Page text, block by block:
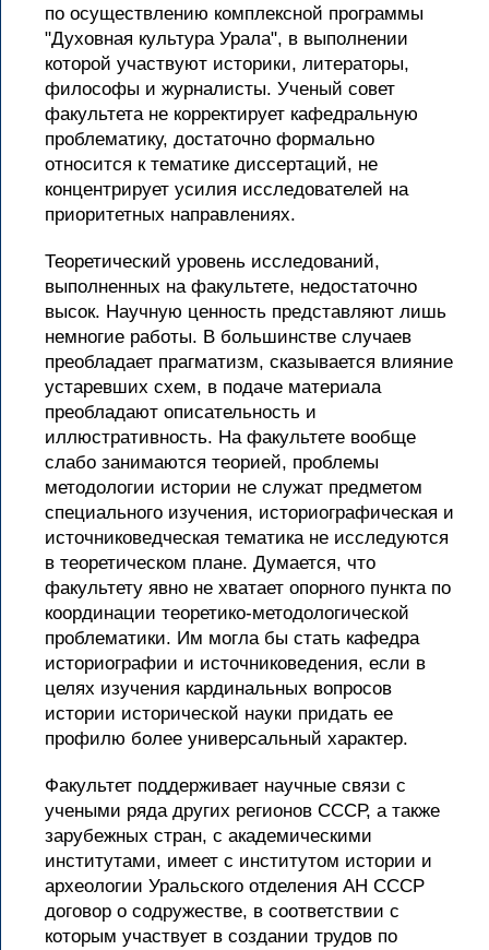
по осуществлению комплексной программы
"Духовная культура Урала", в выполнении
которой участвуют историки, литераторы,
философы и журналисты. Ученый совет
факультета не корректирует кафедральную
проблематику, достаточно формально
относится к тематике диссертаций, не
концентрирует усилия исследователей на
приоритетных направлениях.
Теоретический уровень исследований,
выполненных на факультете, недостаточно
высок. Научную ценность представляют лишь
немногие работы. В большинстве случаев
преобладает прагматизм, сказывается влияние
устаревших схем, в подаче материала
преобладают описательность и
иллюстративность. На факультете вообще
слабо занимаются теорией, проблемы
методологии истории не служат предметом
специального изучения, историографическая и
источниковедческая тематика не исследуются
в теоретическом плане. Думается, что
факультету явно не хватает опорного пункта по
координации теоретико-методологической
проблематики. Им могла бы стать кафедра
историографии и источниковедения, если в
целях изучения кардинальных вопросов
истории исторической науки придать ее
профилю более универсальный характер.
Факультет поддерживает научные связи с
учеными ряда других регионов СССР, а также
зарубежных стран, с академическими
институтами, имеет с институтом истории и
археологии Уральского отделения АН СССР
договор о содружестве, в соответствии с
которым участвует в создании трудов по